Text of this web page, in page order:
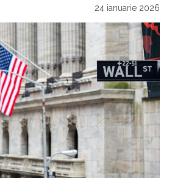
24 ianuarie 2026